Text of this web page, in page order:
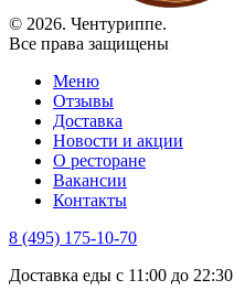
© 2026. Чентуриппе.
Все права защищены
Меню
Отзывы
Доставка
Новости и акции
О ресторане
Вакансии
Контакты
8 (495) 175-10-70
Доставка еды с 11:00 до 22:30